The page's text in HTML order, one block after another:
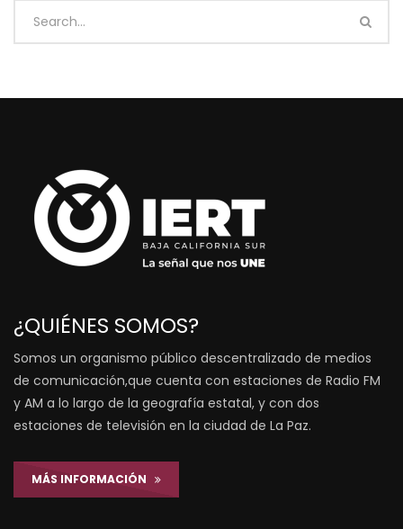
¿QUIÉNES SOMOS?
Somos un organismo público descentralizado de medios
de comunicación,que cuenta con estaciones de Radio FM
y AM a lo largo de la geografía estatal, y con dos
estaciones de televisión en la ciudad de La Paz.
MÁS INFORMACIÓN